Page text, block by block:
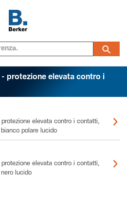
- protezione elevata contro i
protezione elevata contro i contatti,
polare lucido
protezione elevata contro i contatti,
lucido